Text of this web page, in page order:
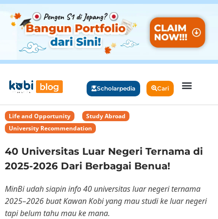
Scholarpedia Cari
Life and Opportunity Study Abroad
University Recommendation
40 Universitas Luar Negeri Ternama di
2025-2026 Dari Berbagai Benua!
MinBi udah siapin info 40 universitas luar negeri ternama
2025–2026 buat Kawan Kobi yang mau studi ke luar negeri
tapi belum tahu mau ke mana.